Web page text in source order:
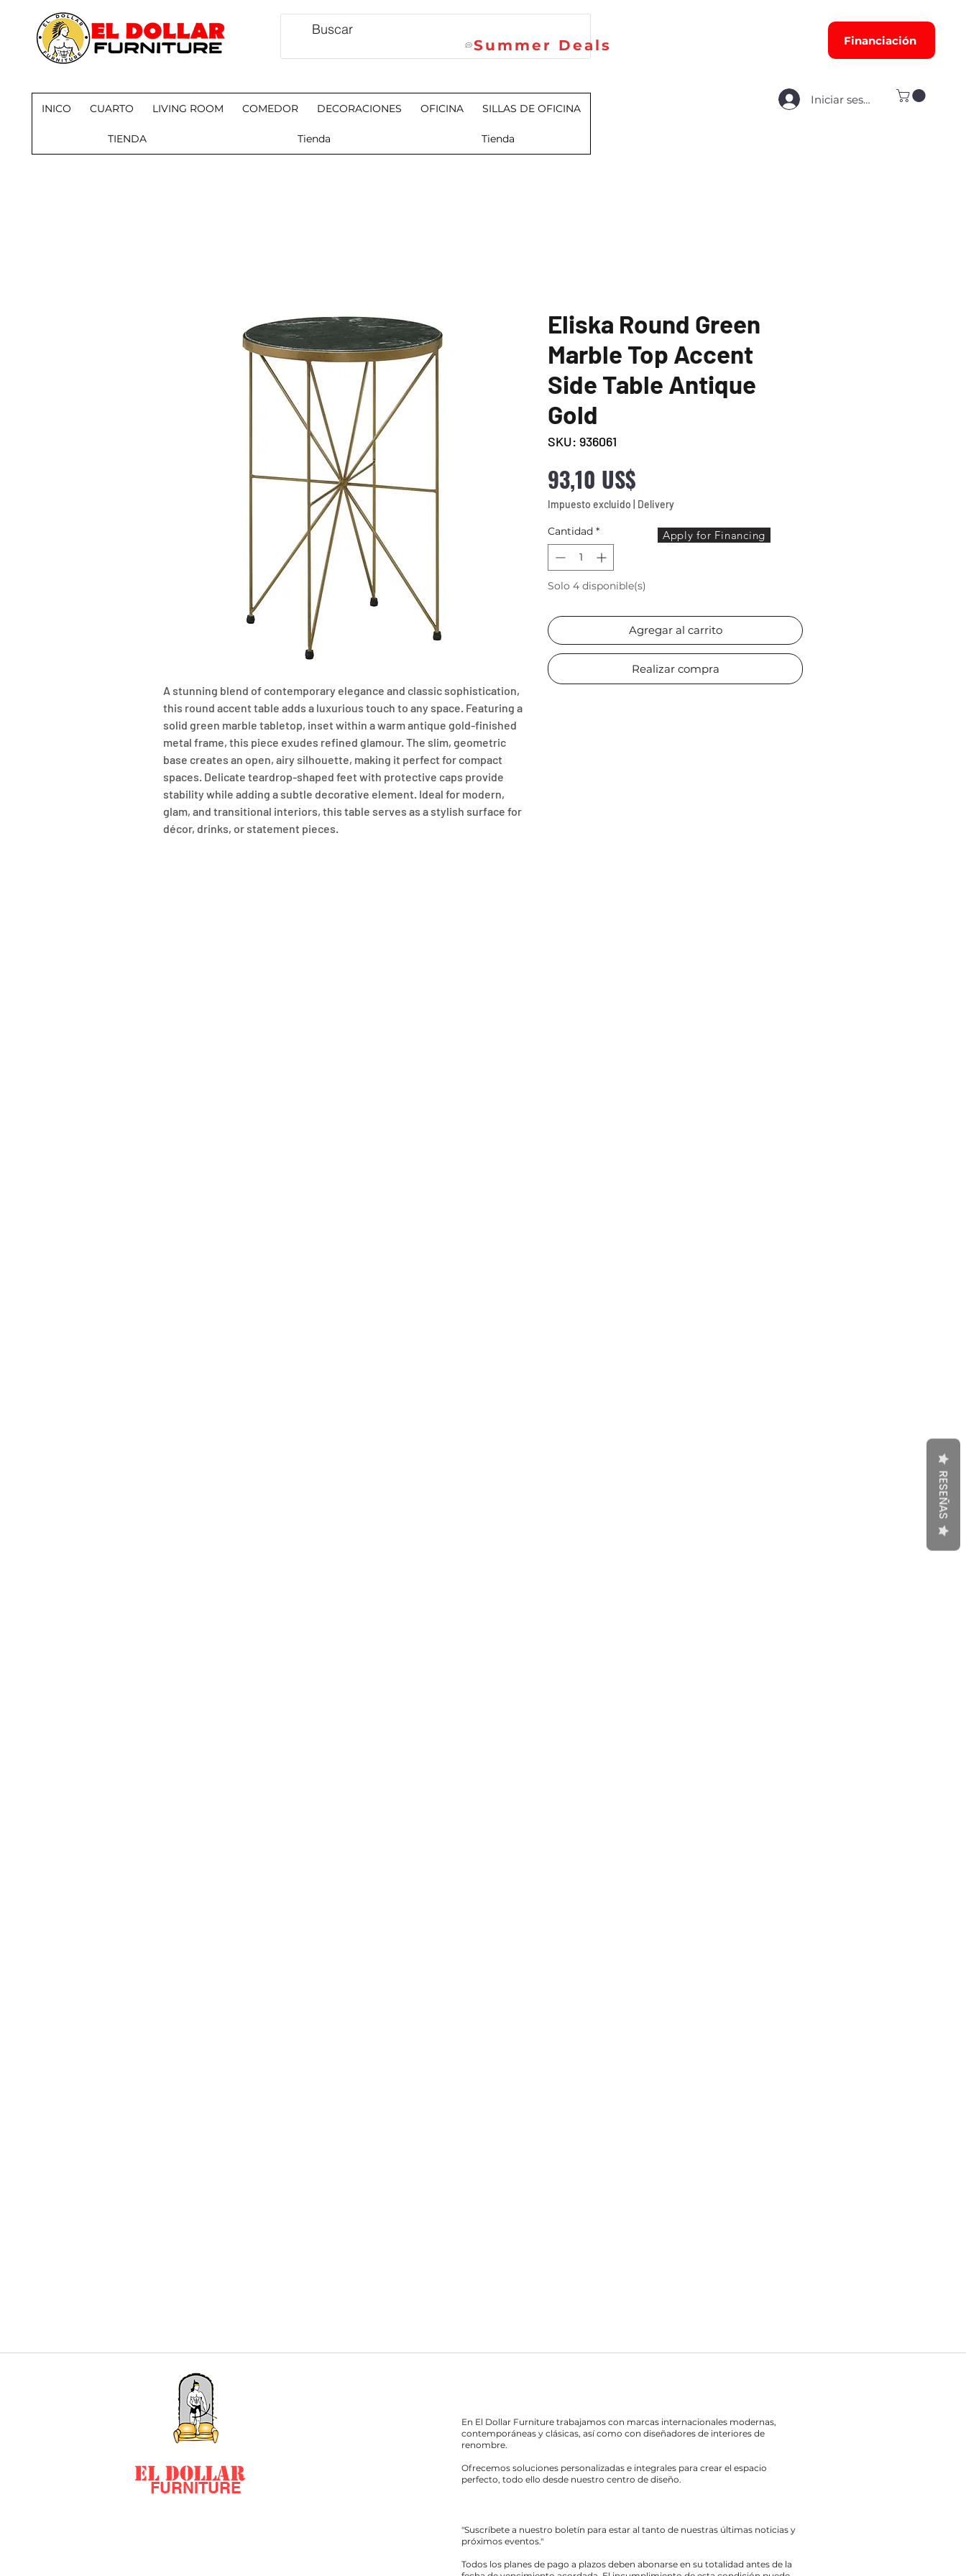
Summer Deals Financiación
INICO CUARTO LIVING ROOM COMEDOR DECORACIONES OFICINA SILLAS DE OFICINA
TIENDA Tienda Tienda
Iniciar sesión
A stunning blend of contemporary elegance and classic sophistication,
this round accent table adds a luxurious touch to any space. Featuring a
solid green marble tabletop, inset within a warm antique gold-finished
metal frame, this piece exudes refined glamour. The slim, geometric
base creates an open, airy silhouette, making it perfect for compact
spaces. Delicate teardrop-shaped feet with protective caps provide
stability while adding a subtle decorative element. Ideal for modern,
glam, and transitional interiors, this table serves as a stylish surface for
décor, drinks, or statement pieces.
Eliska Round Green
Marble Top Accent
Side Table Antique
Gold
SKU: 936061
93,10 US$
Impuesto excluido Delivery
Cantidad *
Solo 4 disponible(s)
Agregar al carrito
Realizar compra
Apply for Financing
EL DOLLAR
FURNITURE
En El Dollar Furniture trabajamos con marcas internacionales modernas,
contemporáneas y clásicas, así como con diseñadores de interiores de
renombre.
Ofrecemos soluciones personalizadas e integrales para crear el espacio
perfecto, todo ello desde nuestro centro de diseño.
"Suscríbete a nuestro boletín para estar al tanto de nuestras últimas noticias y
próximos eventos."
Todos los planes de pago a plazos deben abonarse en su totalidad antes de la
RESEÑAS